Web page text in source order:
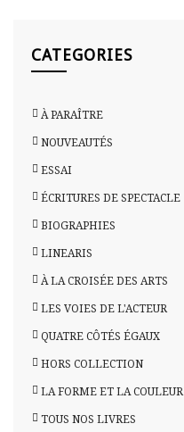
CATEGORIES
À PARAÎTRE
NOUVEAUTÉS
ESSAI
ÉCRITURES DE SPECTACLE
BIOGRAPHIES
LINEARIS
À LA CROISÉE DES ARTS
LES VOIES DE L'ACTEUR
QUATRE CÔTÉS ÉGAUX
HORS COLLECTION
LA FORME ET LA COULEUR
TOUS NOS LIVRES